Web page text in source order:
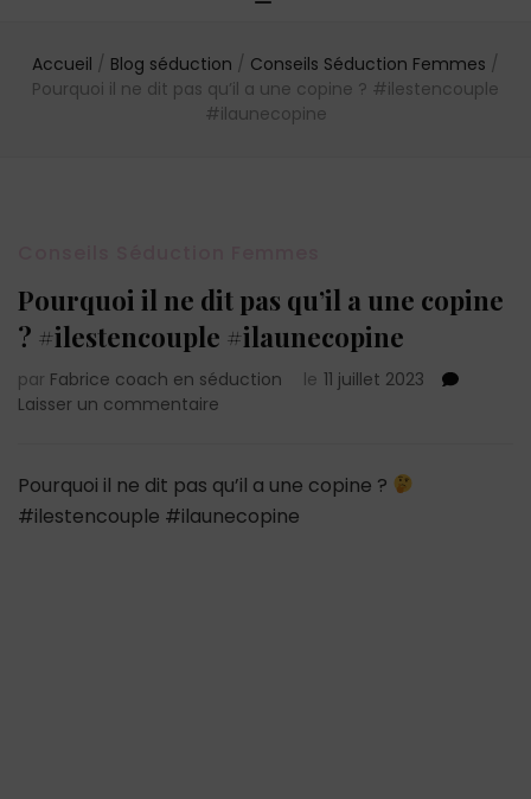
Accueil / Blog séduction / Conseils Séduction Femmes /
Pourquoi il ne dit pas qu’il a une copine ? #ilestencouple
#ilaunecopine
Pourquoi il ne dit pas qu’il a une copine
? #ilestencouple #ilaunecopine
par Fabrice coach en séduction le 11 juillet 2023
Laisser un commentaire
ne
dit
pas
Pourquoi il ne dit pas qu’il a une copine ?
#ilestencouple #ilaunecopine